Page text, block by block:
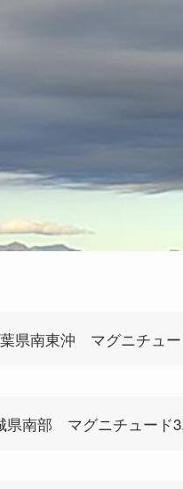
県南東沖 マグニチュ
南部 マグニチュード